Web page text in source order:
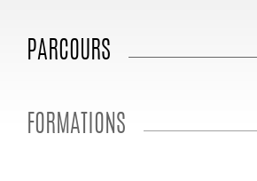
PARCOURS
FORMATIONS